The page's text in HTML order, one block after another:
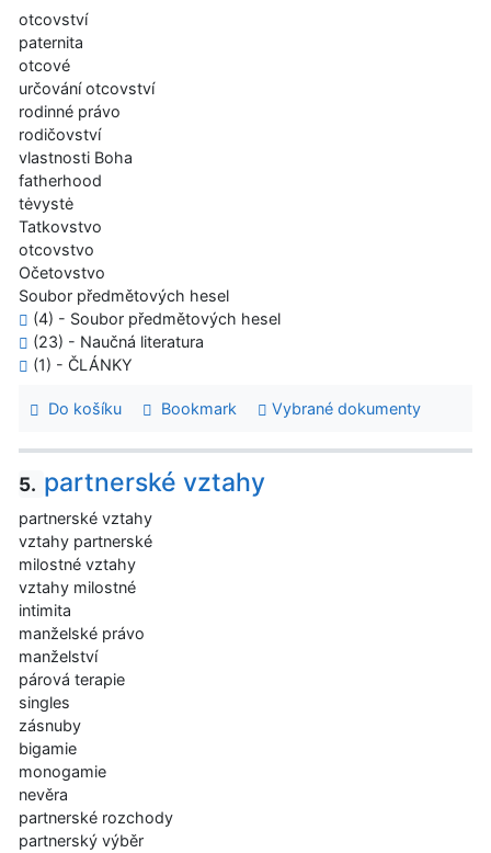
otcovství
paternita
otcové
určování otcovství
rodinné právo
rodičovství
vlastnosti Boha
fatherhood
tėvystė
Tatkovstvo
otcovstvo
Očetovstvo
Soubor předmětových hesel
(4) - Soubor předmětových hesel
(23) - Naučná literatura
(1) - ČLÁNKY
Do košíku Bookmark Vybrané dokumenty
5. partnerské vztahy
partnerské vztahy
vztahy partnerské
milostné vztahy
vztahy milostné
intimita
manželské právo
manželství
párová terapie
singles
zásnuby
bigamie
monogamie
nevěra
partnerské rozchody
partnerský výběr